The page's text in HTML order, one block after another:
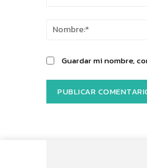
Guardar mi nombre,